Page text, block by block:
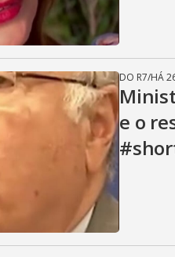
DO R7/HÁ
e o